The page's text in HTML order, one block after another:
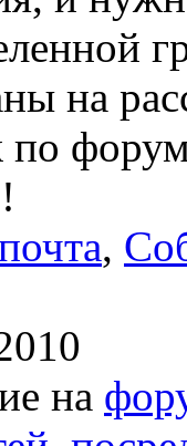
на
по
,
на